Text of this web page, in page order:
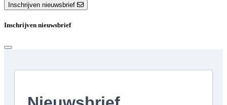
Inschrijven nieuwsbrief
Inschrijven nieuwsbrief